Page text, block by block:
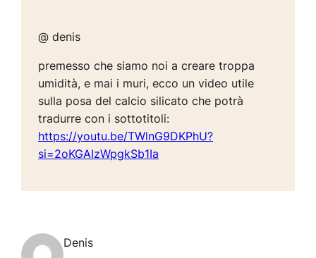
@ denis
premesso che siamo noi a creare troppa
umidità, e mai i muri, ecco un video utile
sulla posa del calcio silicato che potrà
tradurre con i sottotitoli:
https://youtu.be/TWlnG9DKPhU?
si=2oKGAIzWpgkSb1Ia
Denis